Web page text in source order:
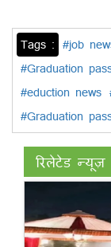
Tags : #job
#Graduation
#eduction news
#Graduation
रिलेटेड न्यूज़